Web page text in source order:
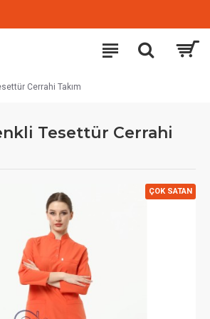
Cerrahi Takım
Tesettür Cerrahi
ÇOK SATAN